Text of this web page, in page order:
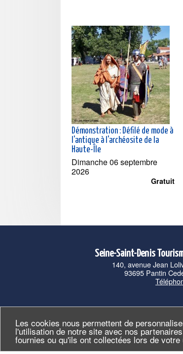
Les cookies nous permettent de
l'utilisation de notre site avec nos
fournies ou qu'ils ont collectées lors de
Démonstration : Défilé de mode à
l'antique à l'archéosite de la
Haute-Île
Dimanche 06 septembre
2026
Gratuit
Seine-Saint-Denis
140, avenue Jean
93695 Pantin